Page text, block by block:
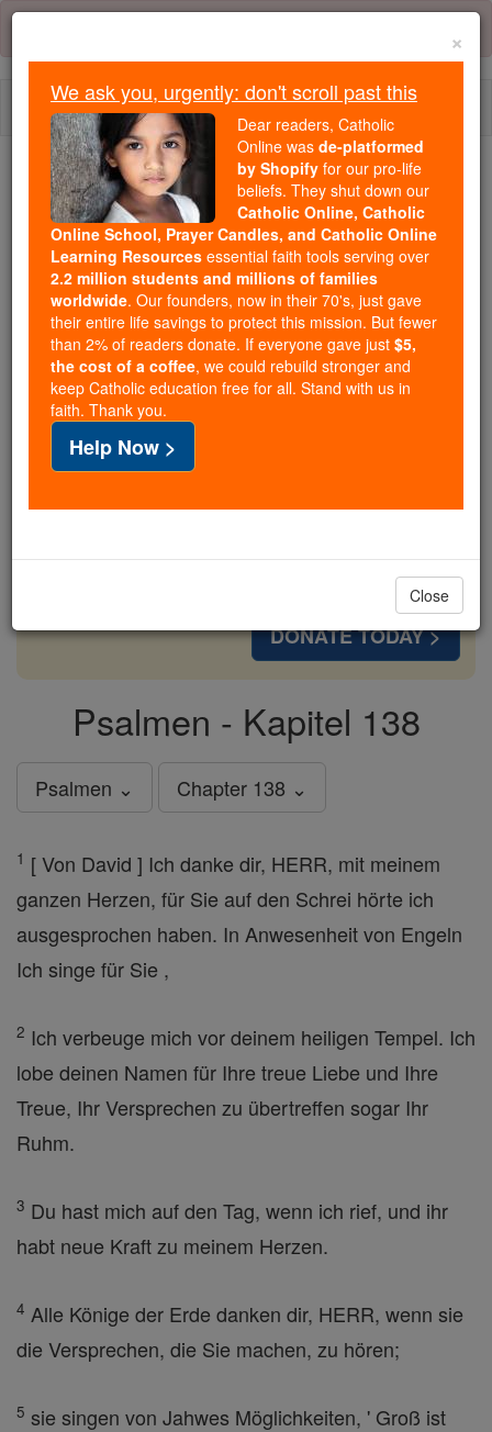
Skip
content
Because of You, 2.2 Million
Students Are Being Formed in the
Faith
Because of generous supporters like you,
Catholic Online School has already delivered
free, faithful Catholic education to over 2.2
million students across 193 countries. In an age
of noise and algorithms, you are helping form
souls with truth, prayer, Scripture, and Christ.
If everyone who reads this gave just $5 — the
free for all. Be Courageous. Be Catholic. Stand
DONATE TODAY >
Psalmen - Kapitel 138
Psalmen ⌄ Chapter 138 ⌄
1 [ Von David ] Ich danke dir, HERR, mit meinem
ganzen Herzen, für Sie auf den Schrei hörte ich
ausgesprochen haben. In Anwesenheit von Engeln
Ich singe für Sie ,
2 Ich verbeuge mich vor deinem heiligen Tempel. Ich
lobe deinen Namen für Ihre treue Liebe und Ihre
Treue, Ihr Versprechen zu übertreffen sogar Ihr
Ruhm.
3 Du hast mich auf den Tag, wenn ich rief, und ihr
habt neue Kraft zu meinem Herzen.
4 Alle Könige der Erde danken dir, HERR, wenn sie
die Versprechen, die Sie machen, zu hören;
5 sie singen von Jahwes Möglichkeiten, ' Groß ist
×
We ask you, urgently: don't scroll past this
Dear readers, Catholic
Online was de-platformed
by Shopify for our pro-life
beliefs. They shut down our
Catholic Online, Catholic
Online School, Prayer Candles, and Catholic Online
Learning Resources essential faith tools serving over
2.2 million students and millions of families
worldwide. Our founders, now in their 70's, just gave
their entire life savings to protect this mission. But fewer
than 2% of readers donate. If everyone gave just $5,
the cost of a coffee, we could rebuild stronger and
keep Catholic education free for all. Stand with us in
faith. Thank you.
Help Now >
Close